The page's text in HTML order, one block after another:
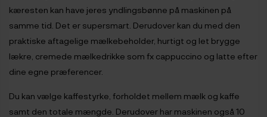
kæresten kan have jeres yndlingsbønne på maskinen på
samme tid. Det er supersmart. Derudover kan du med den
praktiske aftagelige mælkebeholder, hurtigt og let brygge
lækre, cremede mælkedrikke som fx cappuccino og latte efter
dine egne præferencer.
Du kan vælge kaffestyrke, forholdet mellem mælk og kaffe
samt den totale mængde. Derudover har maskinen også 10